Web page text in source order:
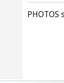
‎PHOTOS